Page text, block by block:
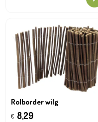
Rolborder wilg
€ 8,29